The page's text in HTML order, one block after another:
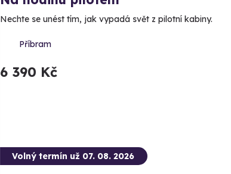
Nechte se unést tím, jak vypadá svět z pilotní kabiny.
Příbram
6 390 Kč
Volný termín už 07. 08. 2026